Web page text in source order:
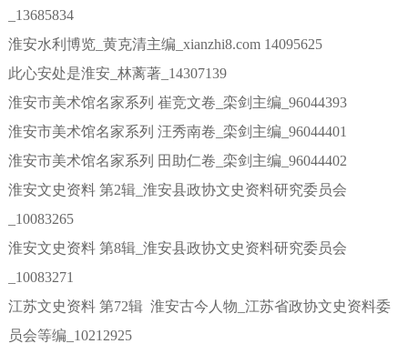
_13685834
淮安水利博览_黄克清主编_xianzhi8.com 14095625
此心安处是淮安_林蓠著_14307139
淮安市美术馆名家系列 崔竞文卷_栾剑主编_96044393
淮安市美术馆名家系列 汪秀南卷_栾剑主编_96044401
淮安市美术馆名家系列 田助仁卷_栾剑主编_96044402
淮安文史资料 第2辑_淮安县政协文史资料研究委员会
_10083265
淮安文史资料 第8辑_淮安县政协文史资料研究委员会
_10083271
江苏文史资料 第72辑 淮安古今人物_江苏省政协文史资料委
员会等编_10212925